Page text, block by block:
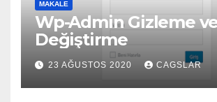
MAKALE
Wp-Admin Gizleme
Değiştirme
23 AĞUSTOS 2020 CAGSLAR